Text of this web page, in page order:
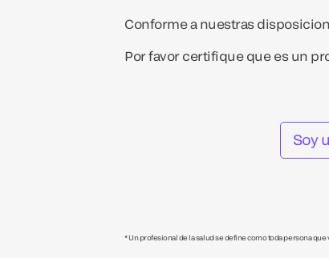
Conforme a nuestras
Por favor certifique que es un
Soy
* Un profesional de la salud se define como toda persona